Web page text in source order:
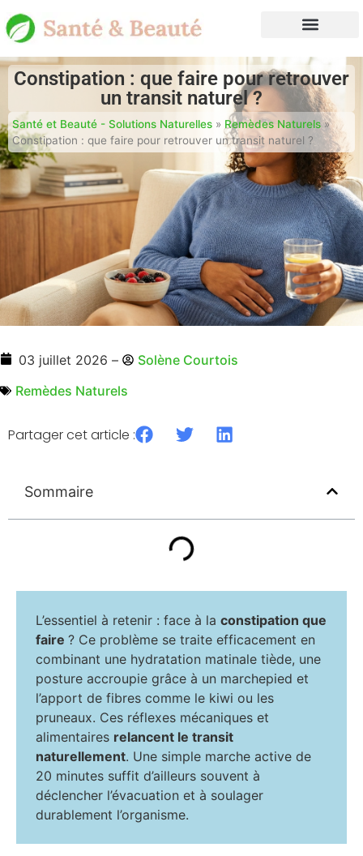
Constipation : que faire pour retrouver
un transit naturel ?
Santé et Beauté - Solutions Naturelles » Remèdes Naturels»
Constipation : que faire pour retrouver un transit naturel ?
03 juillet 2026 –
Solène Courtois
Remèdes Naturels
Partager cet article :
Sommaire
L’essentiel à retenir : face à la constipation que
faire ? Ce problème se traite efficacement en
combinant une hydratation matinale tiède, une
posture accroupie grâce à un marchepied et
l’apport de fibres comme le kiwi ou les
pruneaux. Ces réflexes mécaniques et
alimentaires relancent le transit
naturellement. Une simple marche active de
20 minutes suffit d’ailleurs souvent à
déclencher l’évacuation et à soulager
durablement l’organisme.